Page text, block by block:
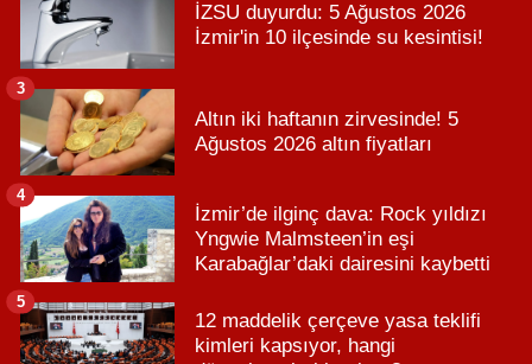
İZSU duyurdu: 5 Ağustos 2026
İzmir'in 10 ilçesinde su kesintisi!
Altın iki haftanın zirvesinde! 5
Ağustos 2026 altın fiyatları
3
İzmir’de ilginç dava: Rock yıldızı
Yngwie Malmsteen’in eşi
Karabağlar’daki dairesini kaybetti
4
12 maddelik çerçeve yasa teklifi
kimleri kapsıyor, hangi
5